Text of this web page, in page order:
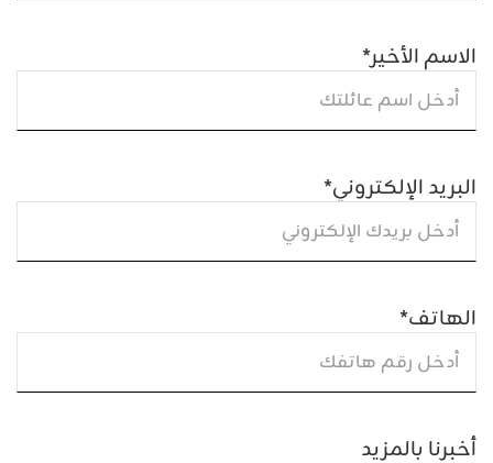
الاسم الأخير*
البريد الإلكتروني*
الهاتف*
أخبرنا بالمزيد